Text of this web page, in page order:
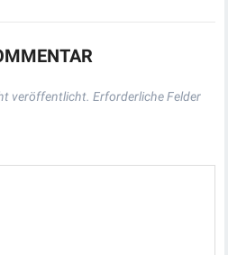
veröffentlicht. Erforderliche Felder